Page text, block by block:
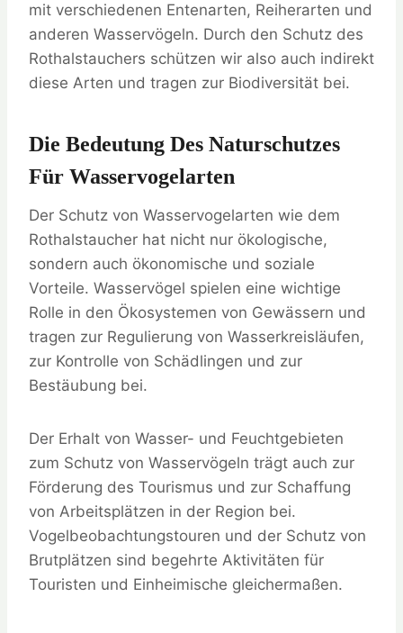
mit verschiedenen Entenarten, Reiherarten und
anderen Wasservögeln. Durch den Schutz des
Rothalstauchers schützen wir also auch indirekt
diese Arten und tragen zur Biodiversität bei.
Die Bedeutung Des Naturschutzes
Für Wasservogelarten
Der Schutz von Wasservogelarten wie dem
Rothalstaucher hat nicht nur ökologische,
sondern auch ökonomische und soziale
Vorteile. Wasservögel spielen eine wichtige
Rolle in den Ökosystemen von Gewässern und
tragen zur Regulierung von Wasserkreisläufen,
zur Kontrolle von Schädlingen und zur
Bestäubung bei.
Der Erhalt von Wasser- und Feuchtgebieten
zum Schutz von Wasservögeln trägt auch zur
Förderung des Tourismus und zur Schaffung
von Arbeitsplätzen in der Region bei.
Vogelbeobachtungstouren und der Schutz von
Brutplätzen sind begehrte Aktivitäten für
Touristen und Einheimische gleichermaßen.